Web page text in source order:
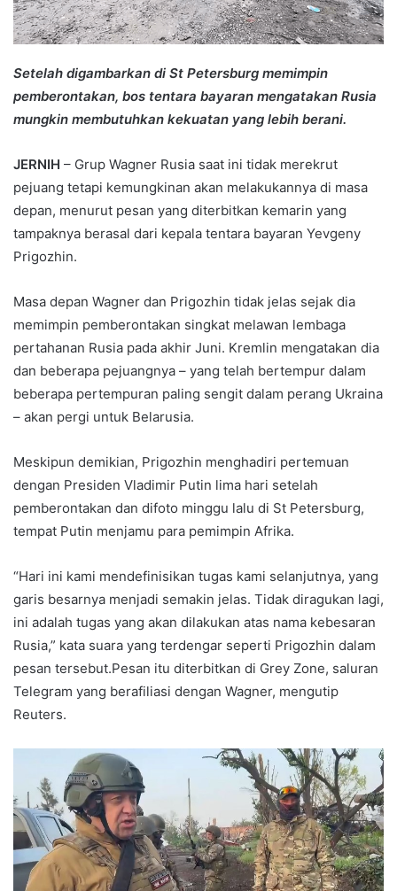
Setelah digambarkan di St Petersburg memimpin
pemberontakan, bos tentara bayaran mengatakan Rusia
mungkin membutuhkan kekuatan yang lebih berani.
JERNIH – Grup Wagner Rusia saat ini tidak merekrut
pejuang tetapi kemungkinan akan melakukannya di masa
depan, menurut pesan yang diterbitkan kemarin yang
tampaknya berasal dari kepala tentara bayaran Yevgeny
Prigozhin.
Masa depan Wagner dan Prigozhin tidak jelas sejak dia
memimpin pemberontakan singkat melawan lembaga
pertahanan Rusia pada akhir Juni. Kremlin mengatakan dia
dan beberapa pejuangnya – yang telah bertempur dalam
beberapa pertempuran paling sengit dalam perang Ukraina
– akan pergi untuk Belarusia.
Meskipun demikian, Prigozhin menghadiri pertemuan
dengan Presiden Vladimir Putin lima hari setelah
pemberontakan dan difoto minggu lalu di St Petersburg,
tempat Putin menjamu para pemimpin Afrika.
“Hari ini kami mendefinisikan tugas kami selanjutnya, yang
garis besarnya menjadi semakin jelas. Tidak diragukan lagi,
ini adalah tugas yang akan dilakukan atas nama kebesaran
Rusia,” kata suara yang terdengar seperti Prigozhin dalam
pesan tersebut.Pesan itu diterbitkan di Grey Zone, saluran
Telegram yang berafiliasi dengan Wagner, mengutip
Reuters.